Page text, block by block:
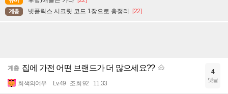
계층 넷플릭스 시크릿 코드 1장으로 총정리 [22]
계층 집에 가전 어떤 브랜드가 더 많으세요??
회색의여우 Lv.49 조회 92 11:33
4
댓글